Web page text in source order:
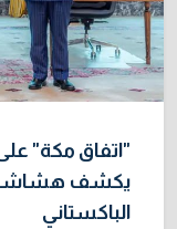
"اتفاق مكة"
يكشف هشاشة
الباكستاني